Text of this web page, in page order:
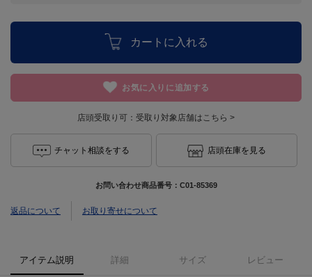
カートに入れる
お気に入りに追加する
店頭受取り可： 受取り対象店舗はこちら >
チャット相談をする 店頭在庫を見る
お問い合わせ商品番号： C01-85369
返品について お取り寄せについて
アイテム説明 詳細 サイズ レビュー